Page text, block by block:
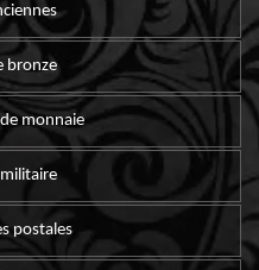
bronze
monnaie
postales